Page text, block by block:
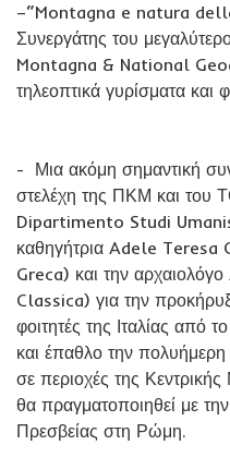
–“Montagna e natura
Συνεργάτης του
Montagna & National
τηλεοπτικά γυρίσματα
- Μια ακόμη σημαντική
στελέχη της ΠΚΜ και του
Dipartimento Studi
καθηγήτρια Adele
Greca) και την
Classica) για την
φοιτητές της Ιταλίας από
και έπαθλο την πολυήμερη
σε περιοχές της
θα πραγματοποιηθεί με
Πρεσβείας στη Ρώμη.